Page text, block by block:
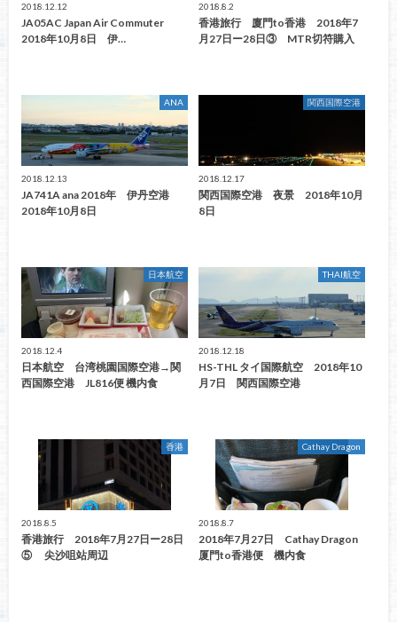
2018.12.12
JA05AC Japan Air Commuter
2018年10月8日 伊…
2018.8.2
香港旅行 廈門to香港 2018年7
月27日ー28日③ MTR切符購入
ANA
2018.12.13
JA741A ana 2018年 伊丹空港
2018年10月8日
関西国際空港
2018.12.17
関西国際空港 夜景 2018年10月
8日
日本航空
2018.12.4
日本航空 台湾桃園国際空港→関
西国際空港 JL816便 機内食
THAI航空
2018.12.18
HS-THL タイ国際航空 2018年10
月7日 関西国際空港
香港
2018.8.5
香港旅行 2018年7月27日ー28日
⑤ 尖沙咀站周辺
Cathay Dragon
2018.8.7
2018年7月27日 Cathay Dragon
厦門to香港便 機内食